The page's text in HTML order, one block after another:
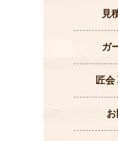
見
ガ
匠会